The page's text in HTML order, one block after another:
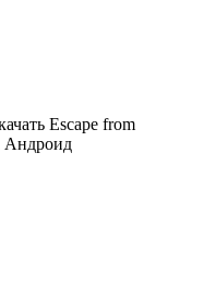
Escape from
Андроид